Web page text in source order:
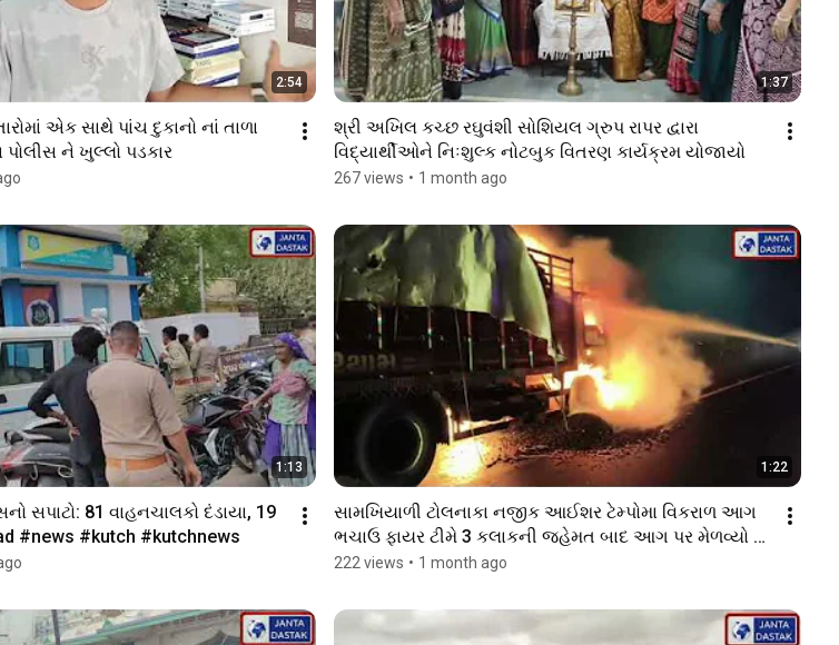
2:54
એક સાથે પાંચ દુકાનો નાં તાળા
પોલીસ ને ખુલ્લો પડકાર
1:37
શ્રી અખિલ કચ્છ રઘુવંશી સોશિયલ ગ્રુપ રાપર દ્વારા
વિદ્યાર્થીઓને નિઃશુલ્ક નોટબુક વિતરણ કાર્યક્રમ યોજાયો
267 views • 1 month ago
1:13
સપાટો: 81 વાહનચાલકો દંડાયા, 19
1:22
સામખિયાળી ટોલનાકા નજીક આઈશર ટેમ્પોમા વિકરાળ આગ
ભચાઉ ફાયર ટીમે 3 કલાકની જહેમત બાદ આગ પર મેળવ્યો
કાબૂ
222 views • 1 month ago